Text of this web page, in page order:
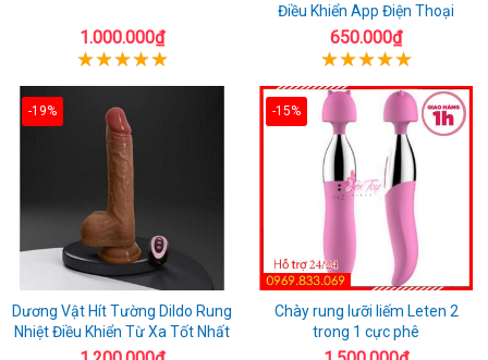
1.000.000₫
Điều Khiển App Điện Thoại
650.000₫
-19%
Dương Vật Hít Tường Dildo Rung
Nhiệt Điều Khiển Từ Xa Tốt Nhất
-15%
Chày rung lưỡi liếm Leten 2
trong 1 cực phê